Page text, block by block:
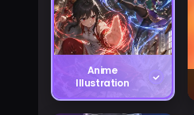
Anime
Illustration